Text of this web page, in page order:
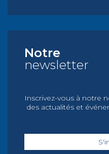
Notre
newsletter
Inscrivez-vous à notre
des actualités et